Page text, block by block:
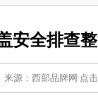
安全排查
源：西部品牌网 点